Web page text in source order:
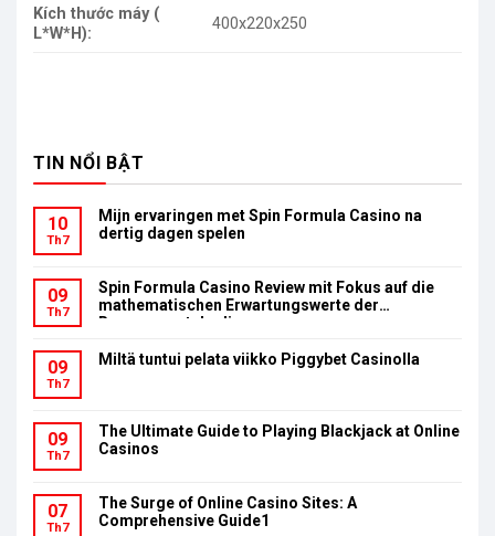
Kích thước máy (
L*W*H):
400x220x250
TIN NỔI BẬT
10
Th7
Mijn ervaringen met Spin Formula Casino na
dertig dagen spelen
09
Th7
Spin Formula Casino Review mit Fokus auf die
mathematischen Erwartungswerte der
Bonusumsatzbedingungen
09
Th7
Miltä tuntui pelata viikko Piggybet Casinolla
09
Th7
The Ultimate Guide to Playing Blackjack at Online
Casinos
07
Th7
The Surge of Online Casino Sites: A
Comprehensive Guide1